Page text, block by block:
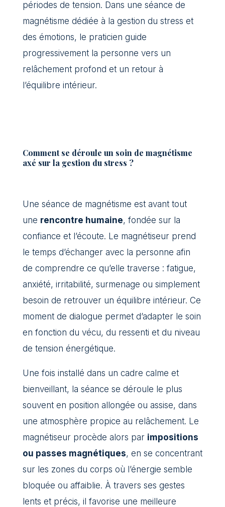
périodes de tension. Dans une séance de
magnétisme dédiée à la gestion du stress et
des émotions, le praticien guide
progressivement la personne vers un
relâchement profond et un retour à
l’équilibre intérieur.
Comment se déroule un soin de magnétisme
axé sur la gestion du stress ?
Une séance de magnétisme est avant tout
une rencontre humaine, fondée sur la
confiance et l’écoute. Le magnétiseur prend
le temps d’échanger avec la personne afin
de comprendre ce qu’elle traverse : fatigue,
anxiété, irritabilité, surmenage ou simplement
besoin de retrouver un équilibre intérieur. Ce
moment de dialogue permet d’adapter le soin
en fonction du vécu, du ressenti et du niveau
de tension énergétique.
Une fois installé dans un cadre calme et
bienveillant, la séance se déroule le plus
souvent en position allongée ou assise, dans
une atmosphère propice au relâchement. Le
magnétiseur procède alors par impositions
ou passes magnétiques, en se concentrant
sur les zones du corps où l’énergie semble
bloquée ou affaiblie. À travers ses gestes
lents et précis, il favorise une meilleure